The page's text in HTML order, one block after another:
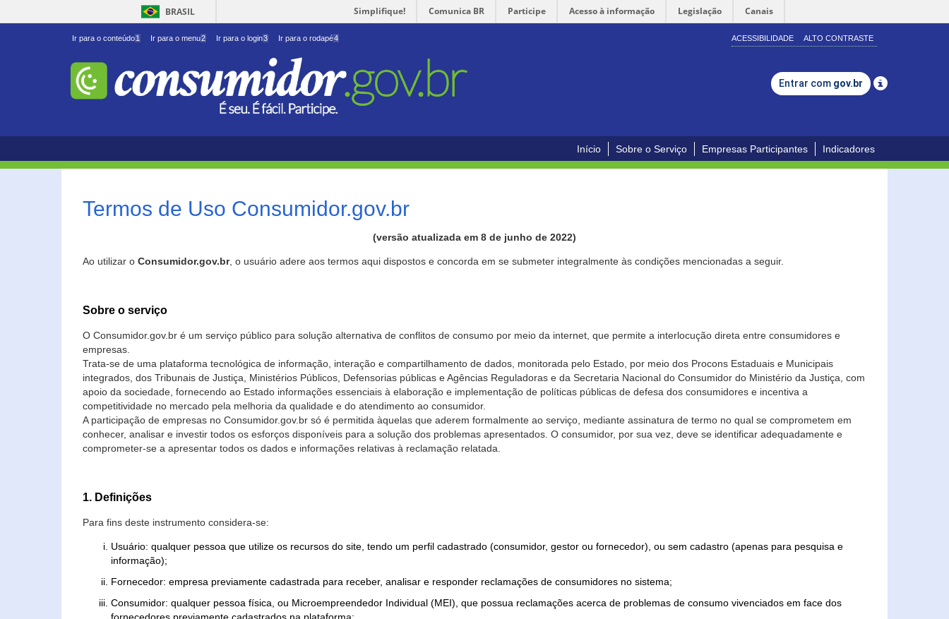
BRASIL Simplifique! Comunica BR Participe Acesso à informação Legislação Canais
Ir para o conteúdo1 Ir para o menu2 Ir para o login3 Ir para o rodapé4 ACESSIBILIDADE ALTO CONTRASTE
Entrar com gov.br
Início Sobre o Serviço Empresas Participantes Indicadores
Termos de Uso Consumidor.gov.br
(versão atualizada em 8 de junho de 2022)
Ao utilizar o Consumidor.gov.br, o usuário adere aos termos aqui dispostos e concorda em se submeter integralmente às condições mencionadas a seguir.
Sobre o serviço
O Consumidor.gov.br é um serviço público para solução alternativa de conflitos de consumo por meio da internet, que permite a interlocução direta entre consumidores e
empresas.
Trata-se de uma plataforma tecnológica de informação, interação e compartilhamento de dados, monitorada pelo Estado, por meio dos Procons Estaduais e Municipais
integrados, dos Tribunais de Justiça, Ministérios Públicos, Defensorias públicas e Agências Reguladoras e da Secretaria Nacional do Consumidor do Ministério da Justiça, com
apoio da sociedade, fornecendo ao Estado informações essenciais à elaboração e implementação de políticas públicas de defesa dos consumidores e incentiva a
competitividade no mercado pela melhoria da qualidade e do atendimento ao consumidor.
A participação de empresas no Consumidor.gov.br só é permitida àquelas que aderem formalmente ao serviço, mediante assinatura de termo no qual se comprometem em
conhecer, analisar e investir todos os esforços disponíveis para a solução dos problemas apresentados. O consumidor, por sua vez, deve se identificar adequadamente e
comprometer-se a apresentar todos os dados e informações relativas à reclamação relatada.
1. Definições
Para fins deste instrumento considera-se:
Usuário: qualquer pessoa que utilize os recursos do site, tendo um perfil cadastrado (consumidor, gestor ou fornecedor), ou sem cadastro (apenas para pesquisa e
informação);
Fornecedor: empresa previamente cadastrada para receber, analisar e responder reclamações de consumidores no sistema;
Consumidor: qualquer pessoa física, ou Microempreendedor Individual (MEI), que possua reclamações acerca de problemas de consumo vivenciados em face dos
fornecedores previamente cadastrados na plataforma;